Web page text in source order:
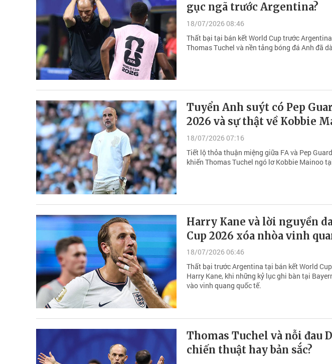
gục ngã trước Argentina?
18/07/2026 08:46
Thất bại tại bán kết World Cup trước
Thomas Tuchel và nền tảng bóng đá Anh đã
Tuyển Anh suýt có Pep
2026 và sự thật về Kobbie
18/07/2026 07:16
Tiết lộ thỏa thuận miệng giữa FA và Pep
khiến Thomas Tuchel ngó lơ Kobbie Mainoo
Harry Kane và lời nguyền
Cup 2026 xóa nhòa vinh
18/07/2026 06:46
Thất bại trước Argentina tại bán kết World
Harry Kane, khi những kỷ lục ghi bàn tại
vào vinh quang quốc tế.
Thomas Tuchel và nỗi đau
chiến thuật hay bản sắc?